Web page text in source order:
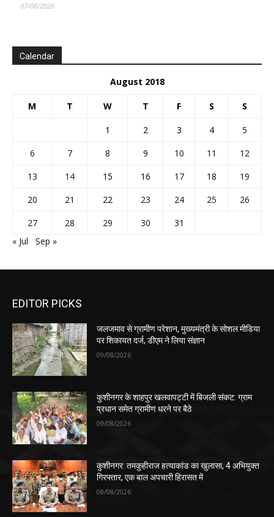
07/08/2026
Calendar
August 2018
M T W T F S S
1 2 3 4
5
6
7 8 9 10 11
12
13
14 15 16 17 18
19
20
21 22 23 24 25
26
27
28 29 30
31
« Jul
Sep »
EDITOR PICKS
जलजमाव से ग्रामीण परेशान, मुख्यमंत्री के सोशल मीडिया
पर शिकायत दर्ज, डीएम ने लिया संज्ञान
09/08/2026
कुशीनगर के शाहपुर खलवापट्टी में बिजली संकट: ग्राम
प्रधान समेत ग्रामीण धरने पर बैठे
09/08/2026
कुशीनगर: तमकुहीराज हत्याकांड का खुलासा, 4 अभियुक्त
गिरफ्तार, एक बाल अपचारी हिरासत में
08/08/2026